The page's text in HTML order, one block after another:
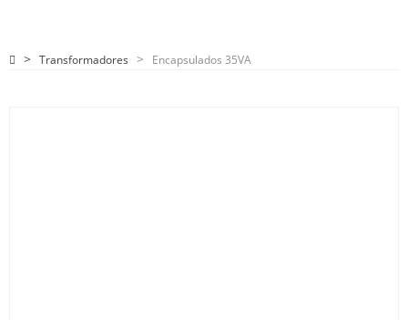
Transformadores Encapsulados 35VA